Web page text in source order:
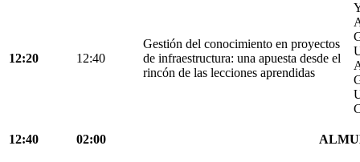
12:20 12:40
Gestión del conocimiento en proyectos
de infraestructura: una apuesta desde el
rincón de las lecciones aprendidas
12:40 02:00